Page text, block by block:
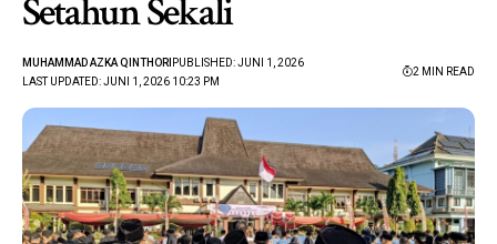
Setahun Sekali
LAST UPDATED: JUNI 1, 2026 10:23 PM
MUHAMMAD AZKA QINTHORI PUBLISHED: JUNI 1, 2026
2 MIN READ